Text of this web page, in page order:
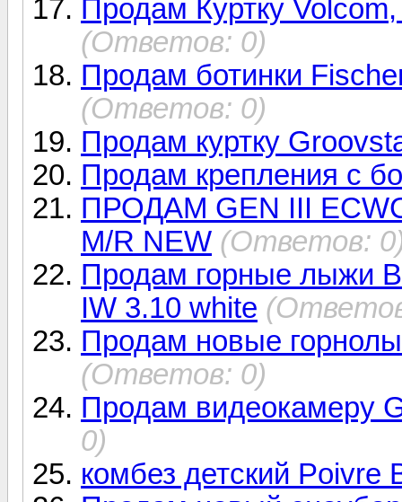
Продам Куртку
(Ответов: 0)
Продам ботинки
(Ответов: 0)
Продам куртку
Продам крепления с
ПРОДАМ GEN III
M/R NEW (Ответов:
Продам горные лыжи
IW 3.10 white
Продам новые
(Ответов: 0)
Продам видеокамеру
0)
комбез детский Poivre